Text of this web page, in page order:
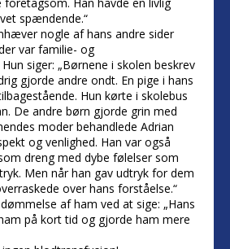
spændende.“
nogle af hans andre sider
var familie- og
siger: „Børnene i skolen beskrev
gjorde andre ondt. En pige i hans
Hun kørte i skolebus
De andre børn gjorde grin med
moder behandlede Adrian
og venlighed. Han var også
dreng med dybe følelser som
Men når han gav udtryk for dem
over hans forståelse.“
af ham ved at sige: „Hans
på kort tid og gjorde ham mere